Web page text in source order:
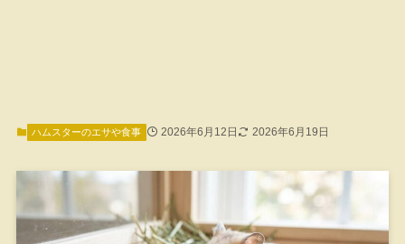
ハムスターのエサや食事 2026年6月12日 2026年6月19日